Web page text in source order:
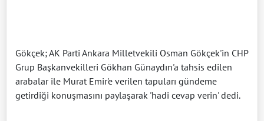
Gökçek; AK Parti Ankara Milletvekili Osman Gökçek'in CHP
Grup Başkanvekilleri Gökhan Günaydın'a tahsis edilen
arabalar ile Murat Emir'e verilen tapuları gündeme
getirdiği konuşmasını paylaşarak 'hadi cevap verin' dedi.